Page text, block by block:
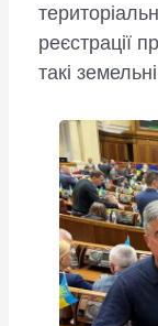
реєстрації
такі